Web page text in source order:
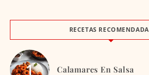
RECETAS
Calamares En Salsa